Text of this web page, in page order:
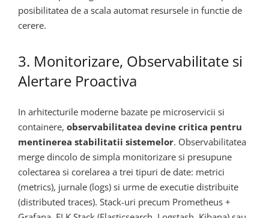
posibilitatea de a scala automat resursele in functie de
cerere.
3. Monitorizare, Observabilitate si
Alertare Proactiva
In arhitecturile moderne bazate pe microservicii si
containere, observabilitatea devine critica pentru
mentinerea stabilitatii sistemelor. Observabilitatea
merge dincolo de simpla monitorizare si presupune
colectarea si corelarea a trei tipuri de date: metrici
(metrics), jurnale (logs) si urme de executie distribuite
(distributed traces). Stack-uri precum Prometheus +